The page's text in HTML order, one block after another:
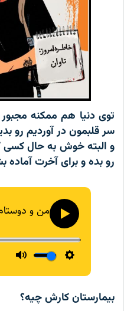
دنیا هم ممکنه مجبور
قلبمون در آوردیم رو بدیم
خوش به حال کسی که
بده و برای آخرت آماده بشه.
کارش چیه؟